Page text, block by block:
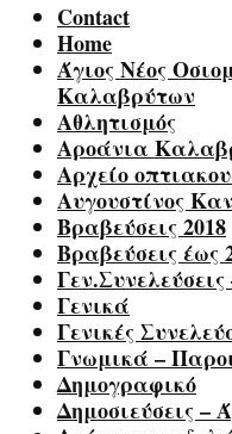
Contact
Home
Άγιος Νέος
Καλαβρύτων
Αθλητισμός
Αροάνια
Αρχείο
Αυγουστίνος
Βραβεύσεις 2018
Βραβεύσεις έως
Γενικά
Γενικές
Γνωμικά –
Δημογραφικό
Δημοσιεύσεις –